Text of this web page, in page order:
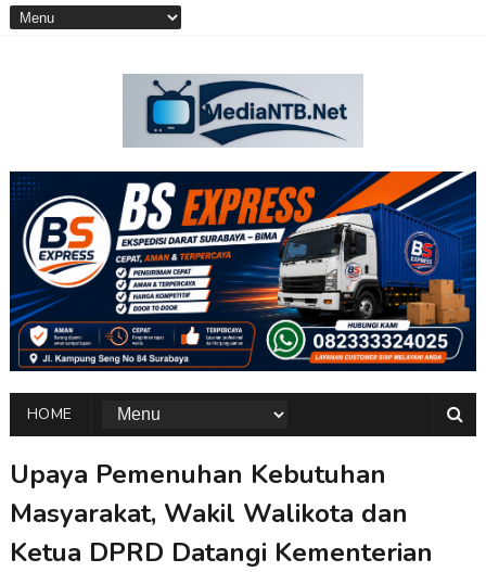
HOME
Upaya Pemenuhan Kebutuhan
Masyarakat, Wakil Walikota dan
Ketua DPRD Datangi Kementerian